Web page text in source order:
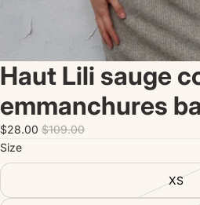
Haut Lili sauge
emmanchures
$28.00 $109.00
Size
XS